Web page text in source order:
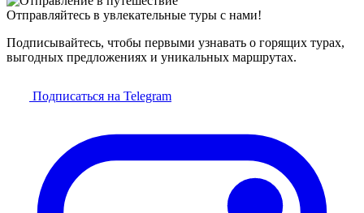
Отправляйтесь в увлекательные туры с нами!
Подписывайтесь, чтобы первыми узнавать о горящих турах,
выгодных предложениях и уникальных маршрутах.
Подписаться на Telegram